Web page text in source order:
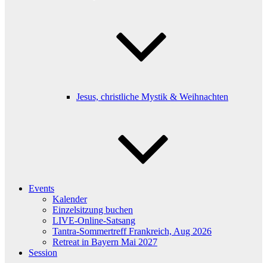
Jesus, christliche Mystik & Weihnachten
Events
Kalender
Einzelsitzung buchen
LIVE-Online-Satsang
Tantra-Sommertreff Frankreich, Aug 2026
Retreat in Bayern Mai 2027
Session